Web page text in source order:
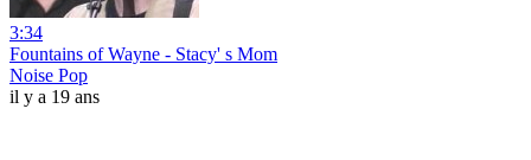
3:34
Fountains of Wayne - Stacy' s Mom
Noise Pop
il y a 19 ans